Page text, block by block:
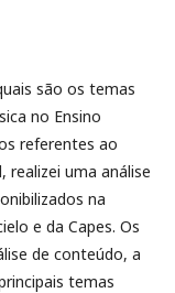
são os temas
no Ensino
referentes ao
realizei uma análise
na
e da Capes. Os
de conteúdo, a
temas